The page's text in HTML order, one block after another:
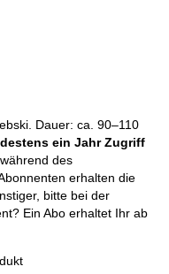
Dauer: ca. 90–110
ein Jahr Zugriff
des
erhalten die
bitte bei der
Ein Abo erhaltet Ihr ab